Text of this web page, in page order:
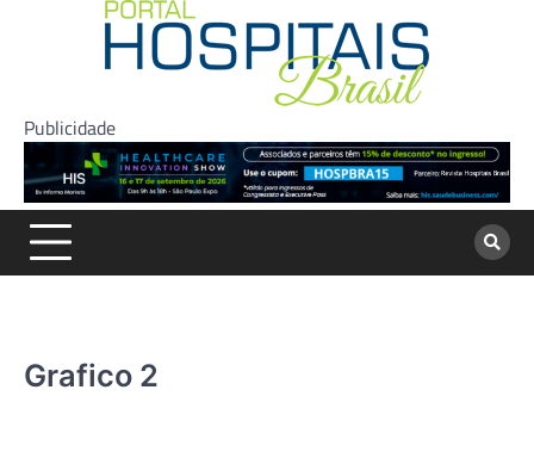
Publicidade
Grafico 2